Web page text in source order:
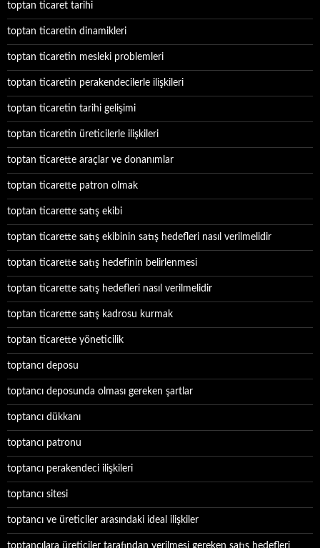
toptan ticaret tarihi
toptan ticaretin dinamikleri
toptan ticaretin mesleki problemleri
toptan ticaretin perakendecilerle ilişkileri
toptan ticaretin tarihi gelişimi
toptan ticaretin üreticilerle ilişkileri
toptan ticarette araçlar ve donanımlar
toptan ticarette patron olmak
toptan ticarette satış ekibi
toptan ticarette satış ekibinin satış hedefleri nasıl verilmelidir
toptan ticarette satış hedefinin belirlenmesi
toptan ticarette satış hedefleri nasıl verilmelidir
toptan ticarette satış kadrosu kurmak
toptan ticarette yöneticilik
toptancı deposu
toptancı deposunda olması gereken şartlar
toptancı dükkanı
toptancı patronu
toptancı perakendeci ilişkileri
toptancı sitesi
toptancı ve üreticiler arasındaki ideal ilişkiler
toptancılara üreticiler tarafından verilmesi gereken satış hedefleri